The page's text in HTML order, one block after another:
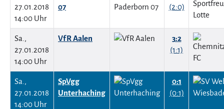
27.01.2018
14:00 Uhr
07
(2:0)
Sa.,
27.01.2018
14:00 Uhr
VfR Aalen
3:2
(1:1)
Sa.,
27.01.2018
14:00 Uhr
SpVgg
Unterhaching
0:1
(0:1)